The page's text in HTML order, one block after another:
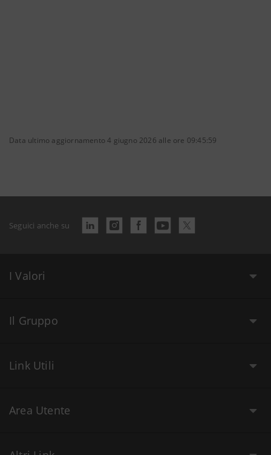
Data ultimo aggiornamento 4 giugno 2026 alle ore 09:45:59
Seguici anche su
I Valori
Il Gruppo
Link Utili
Area Utente